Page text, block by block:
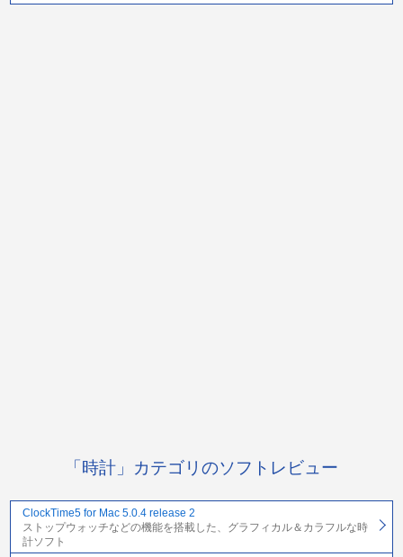
「時計」カテゴリのソフトレビュー
ClockTime5 for Mac 5.0.4 release 2
ストップウォッチなどの機能を搭載した、グラフィカル＆カラフルな時
計ソフト